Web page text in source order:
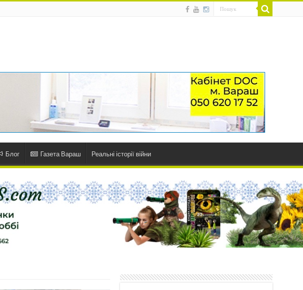
Блог Газета Вараш Реальні історії війни